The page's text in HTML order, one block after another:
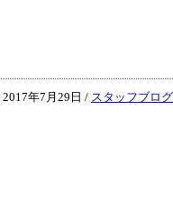
2017年7月29日 / スタッフブログ